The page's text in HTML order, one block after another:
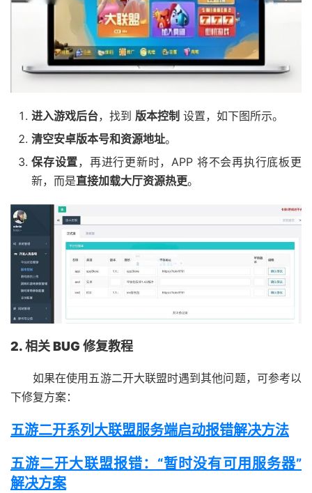
进入游戏后台，找到 版本控制 设置，如下图所示。
清空安卓版本号和资源地址。
保存设置，再进行更新时，APP 将不会再执行底板更
新，而是直接加载大厅资源热更。
2. 相关 BUG 修复教程
如果在使用五游二开大联盟时遇到其他问题，可参考以
下修复方案：
五游二开系列大联盟服务端启动报错解决方法
五游二开大联盟报错：“暂时没有可用服务器”
解决方案